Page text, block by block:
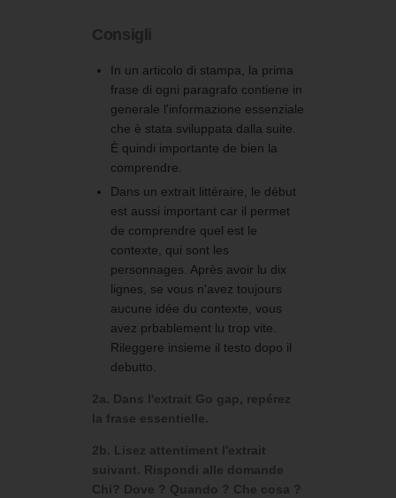
Consigli
In un articolo di stampa, la prima
frase di ogni paragrafo contiene in
generale l'informazione essenziale
che è stata sviluppata dalla suite.
È quindi importante de bien la
comprendre.
Dans un extrait littéraire, le début
est aussi important car il permet
de comprendre quel est le
contexte, qui sont les
personnages. Après avoir lu dix
lignes, se vous n'avez toujours
aucune idée du contexte, vous
avez prbablement lu trop vite.
Rileggere insieme il testo dopo il
debutto.
2a. Dans l'extrait Go gap, repérez
la frase essentielle.
2b. Lisez attentiment l'extrait
suivant. Rispondi alle domande
Chi? Dove ? Quando ? Che cosa ?